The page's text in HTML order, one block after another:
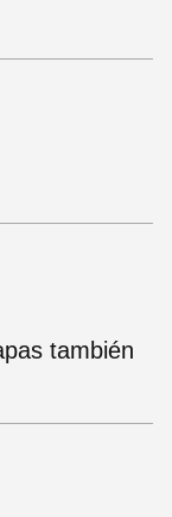
también